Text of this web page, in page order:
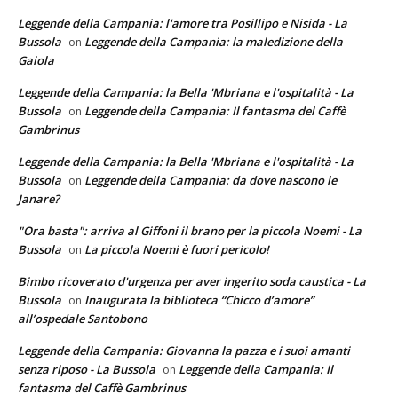
Leggende della Campania: l'amore tra Posillipo e Nisida - La
Bussola on Leggende della Campania: la maledizione della
Gaiola
Leggende della Campania: la Bella 'Mbriana e l'ospitalità - La
Bussola on Leggende della Campania: Il fantasma del Caffè
Gambrinus
Leggende della Campania: la Bella 'Mbriana e l'ospitalità - La
Bussola on Leggende della Campania: da dove nascono le
Janare?
"Ora basta": arriva al Giffoni il brano per la piccola Noemi - La
Bussola on La piccola Noemi è fuori pericolo!
Bimbo ricoverato d'urgenza per aver ingerito soda caustica - La
Bussola on Inaugurata la biblioteca “Chicco d’amore”
all’ospedale Santobono
Leggende della Campania: Giovanna la pazza e i suoi amanti
senza riposo - La Bussola on Leggende della Campania: Il
fantasma del Caffè Gambrinus